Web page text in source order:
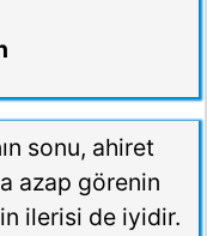
sonu, ahiret
azap görenin
ilerisi de iyidir.